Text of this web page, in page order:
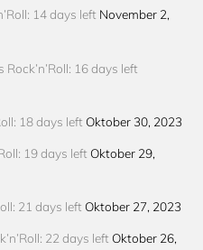
14 days left November 2,
16 days left
18 days left Oktober 30, 2023
19 days left Oktober 29,
21 days left Oktober 27, 2023
22 days left Oktober 26,